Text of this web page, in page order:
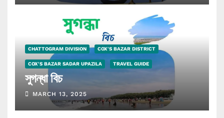
CHATTOGRAM DIVISION COX'S BAZAR DISTRICT
COX'S BAZAR SADAR UPAZILA TRAVEL GUIDE
সুগন্ধা বিচ
MARCH 13, 2025